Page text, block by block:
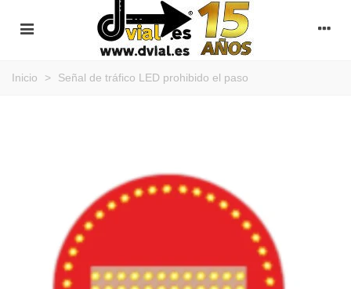
Inicio > Señal de tráfico LED prohibido el paso